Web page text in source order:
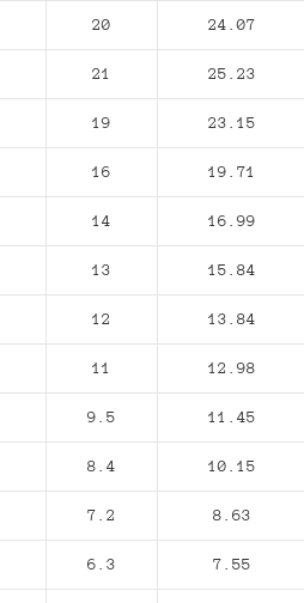
20 24.07
21 25.23
19 23.15
16 19.71
14 16.99
13 15.84
12 13.84
11 12.98
9.5 11.45
8.4 10.15
7.2 8.63
6.3 7.55